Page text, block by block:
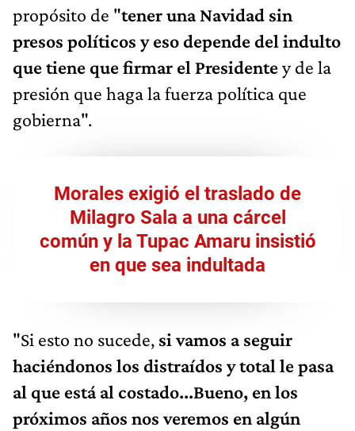
propósito de "tener una Navidad sin
presos políticos y eso depende del indulto
que tiene que firmar el Presidentey de la
presión que haga la fuerza política que
gobierna".
Morales exigió el traslado de
Milagro Sala a una cárcel
común y la Tupac Amaru insistió
en que sea indultada
"Si esto no sucede, si vamos a seguir
haciéndonos los distraídos y total le pasa
al que está al costado...Bueno, en los
próximos años nos veremos en algún